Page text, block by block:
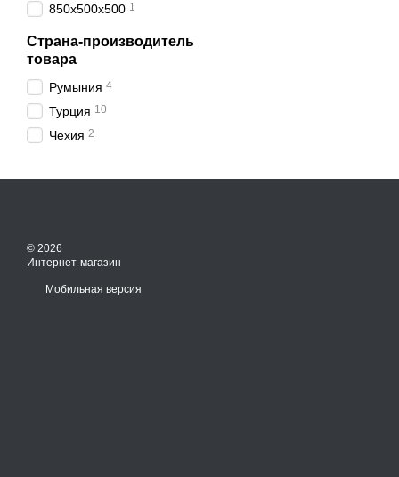
850х500х500 1
Страна-производитель
товара
Румыния 4
Турция 10
Чехия 2
© 2026
Интернет-магазин
Мобильная версия